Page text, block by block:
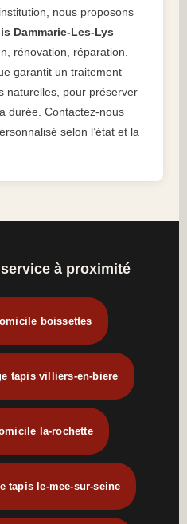
nous proposons
Dammarie-Les-Lys
rénovation, réparation.
garantit un traitement
naturelles, pour préserver
durée. Contactez-nous
selon l’état et la
à proximité
boissettes
tapis villiers-en-biere
la-rochette
tapis le-mee-sur-seine